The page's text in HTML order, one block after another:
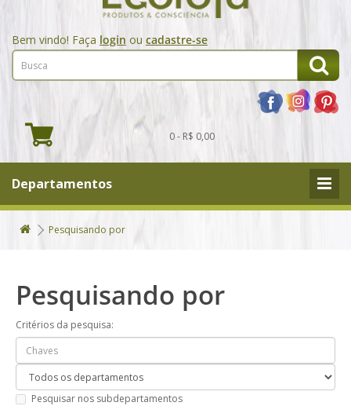
Bem vindo! Faça login ou cadastre-se
0 - R$ 0,00
Departamentos
Pesquisando por
Pesquisando por
Critérios da pesquisa:
Pesquisar nos subdepartamentos